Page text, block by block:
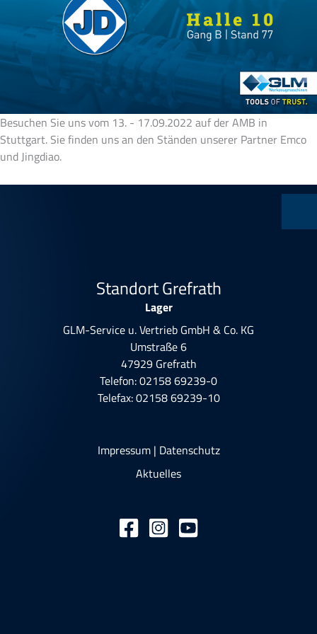
Besuchen Sie uns vom 13. - 17.09.2022 auf der AMB in
Stuttgart. Sie finden uns an den Ständen unserer Partner Emco
und Jingdiao.
Standort Grefrath
Lager
GLM-Service u. Vertrieb GmbH & Co. KG
Umstraße 6
47929 Grefrath
Telefon:02158 69239-0
Telefax: 02158 69239-10
Impressum| Datenschutz
Aktuelles